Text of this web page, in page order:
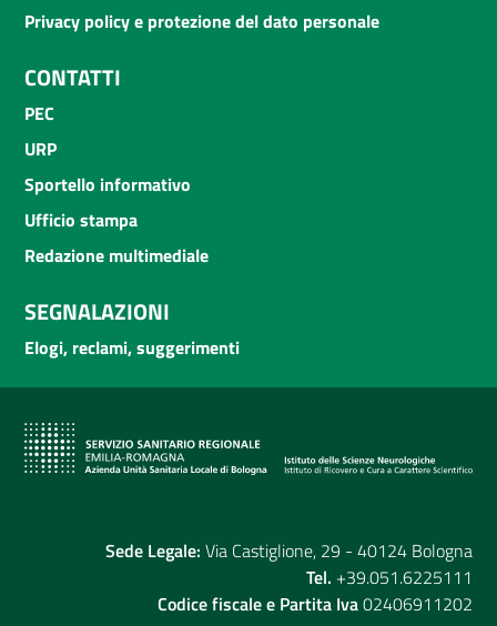
Privacy policy e protezione del dato personale
CONTATTI
PEC
URP
Sportello informativo
Ufficio stampa
Redazione multimediale
SEGNALAZIONI
Elogi, reclami, suggerimenti
Sede Legale: Via Castiglione, 29 - 40124 Bologna
Tel. +39.051.6225111
Codice fiscale e Partita Iva02406911202